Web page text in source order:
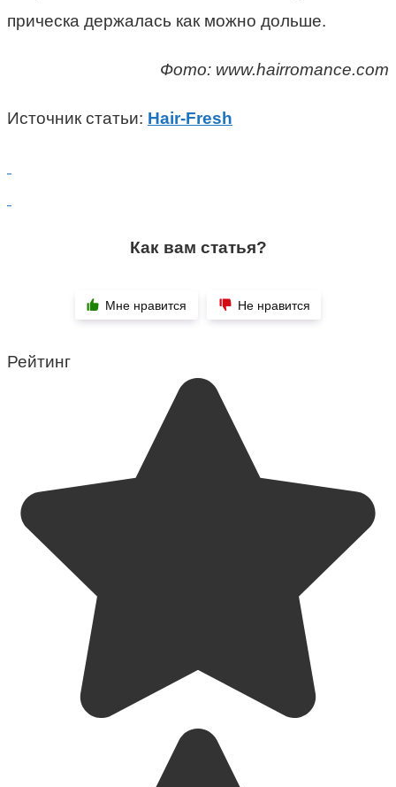
прическа держалась как можно дольше.
Фото: www.hairromance.com
Источник статьи: Hair-Fresh
Как вам статья?
Мне нравится Не нравится
Рейтинг